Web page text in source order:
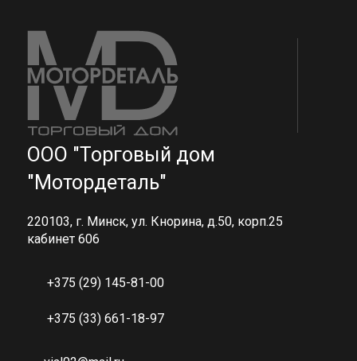
ООО "Торговый дом
"Мотордеталь"
220103, г. Минск, ул. Кнорина, д.50, корп.25
кабинет 606
+375 (29) 145-81-00
+375 (33) 661-18-97